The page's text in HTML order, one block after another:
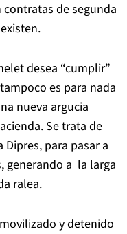
de segunda
desea “cumplir”
es para nada
nueva argucia
Se trata de
para pasar a
generando a la larga
ralea.
y detenido